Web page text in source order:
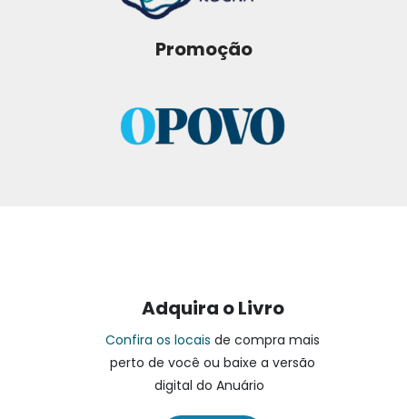
Promoção
Adquira o Livro
Confira os locais de compra mais
perto de você ou baixe a versão
digital do Anuário